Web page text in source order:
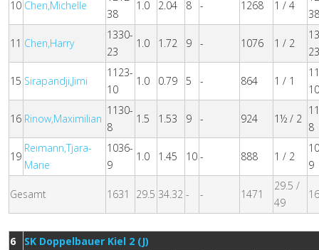
10 Chen,Michelle
38
1.0 2.04 8 - 1268 1 / 4
11 Chen,Harry
1330-
23
1.0 1.72 9 - 1076 1 / 2
15 Sirapandji,Jimi
1123-
10
1.0 0.79 5 - 864 1 / 1
16 Rinow,Maximilian
1130-
8
1.5 1.53 9 - 924 1½ / 2
8
19
Reimann,Tjara-
Marie
1036-
9
1.0 1.45 10 - 888 1 / 2
9
Gesamt 1631 29.5 34.32 - - 1471
29.5 /
49
6 SK Doppelbauer Kiel 2 (J)